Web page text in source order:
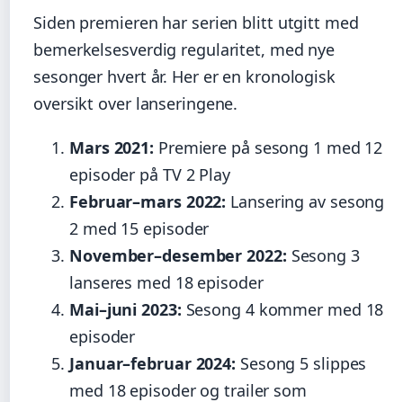
Siden premieren har serien blitt utgitt med
bemerkelsesverdig regularitet, med nye
sesonger hvert år. Her er en kronologisk
oversikt over lanseringene.
Mars 2021: Premiere på sesong 1 med 12
episoder på TV 2 Play
Februar–mars 2022: Lansering av sesong
2 med 15 episoder
November–desember 2022: Sesong 3
lanseres med 18 episoder
Mai–juni 2023: Sesong 4 kommer med 18
episoder
Januar–februar 2024: Sesong 5 slippes
med 18 episoder og trailer som